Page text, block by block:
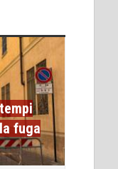
fuga